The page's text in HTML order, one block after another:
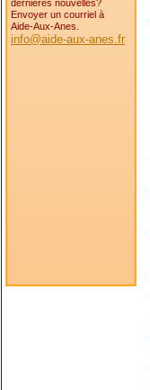
dernières nouvelles?
Envoyer un courriel à
Aide-Aux-Anes.
info@aide-aux-anes.fr